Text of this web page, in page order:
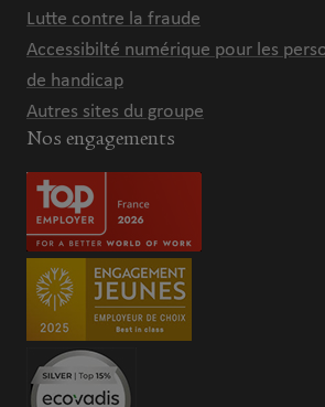
Lutte contre la fraude
Accessibilté numérique pour les
de handicap
Autres sites du groupe
Nos engagements